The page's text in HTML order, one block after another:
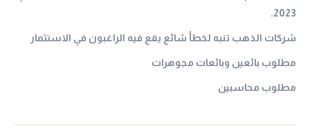
2023.
شركات الذهب تنبه لخطأ شائع يقع فيه الراغبون في الاستثمار
مطلوب بائعين وبائعات مجوهرات
مطلوب محاسبين